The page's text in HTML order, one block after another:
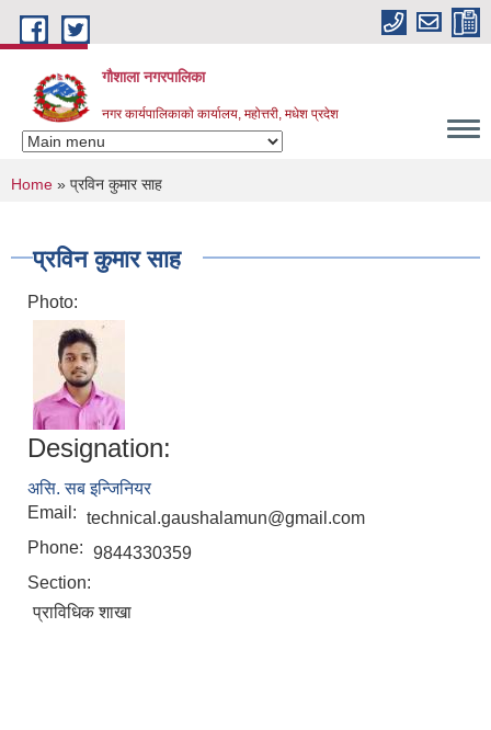
Skip to main content
गौशाला नगरपालिका
नगर कार्यपालिकाकाे कार्यालय, महोत्तरी, मधेश प्रदेश
You are here
Home » प्रविन कुमार साह
प्रविन कुमार साह
Photo:
Designation:
असि. सब इन्जिनियर
Email: technical.gaushalamun@gmail.com
Phone: 9844330359
Section:
प्राविधिक शाखा